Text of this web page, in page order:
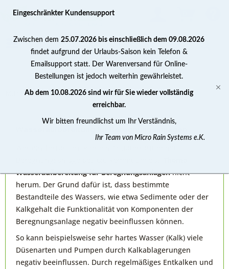
M.R.S. Shop
Wasseraufbereitung für Beregnungsanlagennicht
herum. Der Grund dafür ist, dass bestimmte
Bestandteile des Wassers, wie etwa Sedimente oder der
Kalkgehalt die Funktionalität von Komponenten der
Beregnungsanlage negativ beeinflussen können.
So kann beispielsweise sehr hartes Wasser (Kalk) viele
Düsenarten und Pumpen durch Kalkablagerungen
negativ beeinflussen. Durch regelmäßiges Entkalken und
Eingeschränkter Kundensupport
Zwischen dem 25.07.2026 bis einschließlich dem 09.08.2026
findet aufgrund der Urlaubs-Saison kein Telefon &
Emailsupport statt. Der Warenversand für Online-
Bestellungen ist jedoch weiterhin gewährleistet.
Ab dem 10.08.2026 sind wir für Sie wieder vollständig
erreichbar.
Wir bitten freundlichst um Ihr Verständnis,
Ihr Team von Micro Rain Systems e.K.